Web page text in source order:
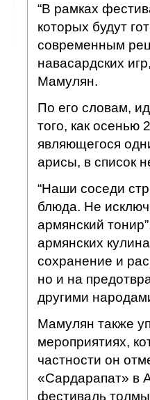
“В рамках
которых будут
современным
навасардских
Мамулян.
По его словам,
того, как
являющегося
арисы, в список
“Наши соседи
блюда. Не
армянский
армянских
сохранение и
но и на
другими
Мамулян также
мероприятиях,
частности он
«Сардарапат» в
фестиваль